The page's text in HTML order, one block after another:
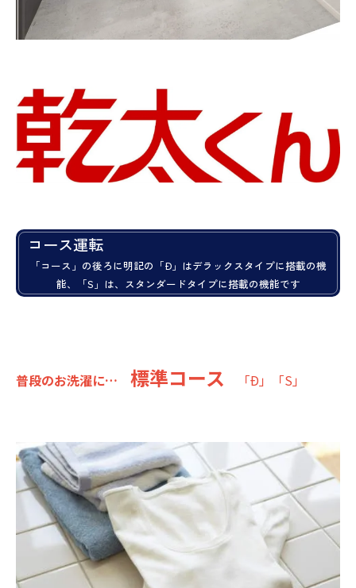
コース運転
「コース」の後ろに明記の「Ð」はデラックスタイプに搭載の機
能、「S」は、スタンダードタイプに搭載の機能です
普段のお洗濯に… 標準コース 「Ð」「S」